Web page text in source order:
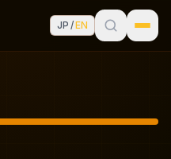
JP /EN